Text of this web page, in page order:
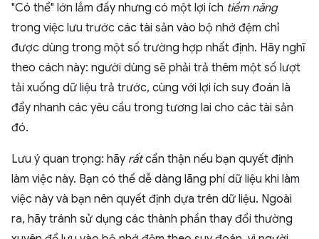
"Có thể" lớn lắm đấy nhưng có một lợi ích tiềm năng
trong việc lưu trước các tài sản vào bộ nhớ đệm chỉ
được dùng trong một số trường hợp nhất định. Hãy nghĩ
theo cách này: người dùng sẽ phải trả thêm một số lượt
tải xuống dữ liệu trả trước, cùng với lợi ích suy đoán là
đẩy nhanh các yêu cầu trong tương lai cho các tài sản
đó.
Lưu ý quan trọng: hãy rấtcẩn thận nếu bạn quyết định
làm việc này. Bạn có thể dễ dàng lãng phí dữ liệu khi làm
việc này và bạn nên quyết định dựa trên dữ liệu. Ngoài
ra, hãy tránh sử dụng các thành phần thay đổi thường